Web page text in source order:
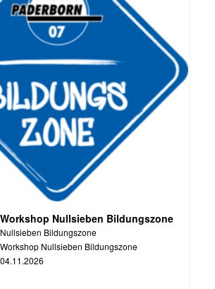
Workshop Nullsieben Bildungszone
Nullsieben Bildungszone
Workshop Nullsieben Bildungszone
04.11.2026